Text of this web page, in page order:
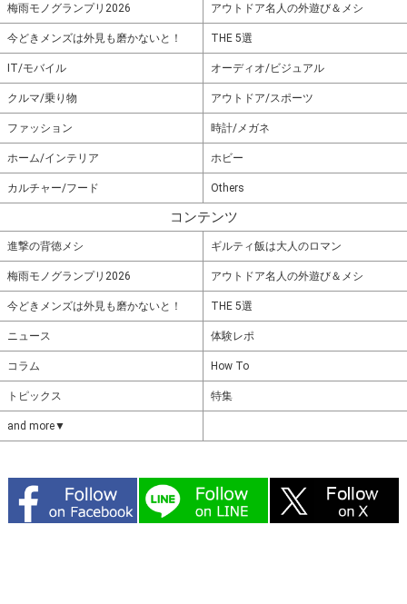
梅雨モノグランプリ2026 アウトドア名人の外遊び＆メシ
今どきメンズは外見も磨かないと！ THE 5選
IT/モバイル オーディオ/ビジュアル
クルマ/乗り物 アウトドア/スポーツ
ファッション 時計/メガネ
ホーム/インテリア ホビー
カルチャー/フード Others
コンテンツ
進撃の背徳メシ ギルティ飯は大人のロマン
梅雨モノグランプリ2026 アウトドア名人の外遊び＆メシ
今どきメンズは外見も磨かないと！ THE 5選
ニュース 体験レポ
コラム How To
トピックス 特集
and more▼